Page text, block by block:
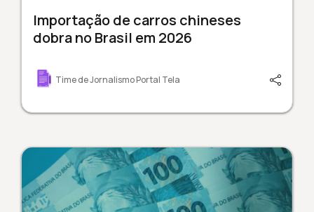
Importação de carros chineses
dobra no Brasil em 2026
Time de Jornalismo Portal Tela